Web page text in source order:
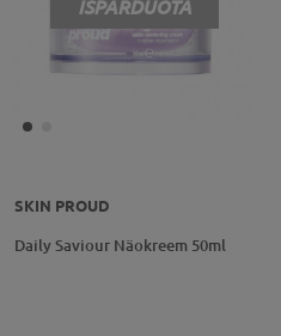
IŠPARDUOTA
SKIN PROUD
Daily Saviour Näokreem 50ml